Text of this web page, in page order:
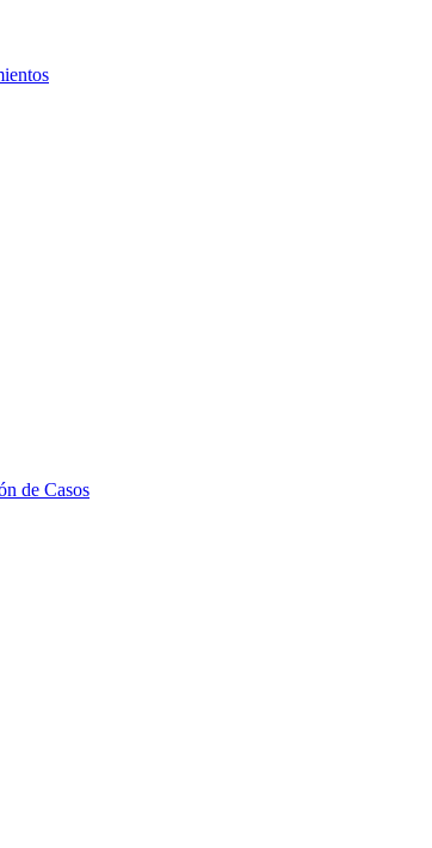
de Casos